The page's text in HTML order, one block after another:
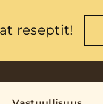
reseptit!